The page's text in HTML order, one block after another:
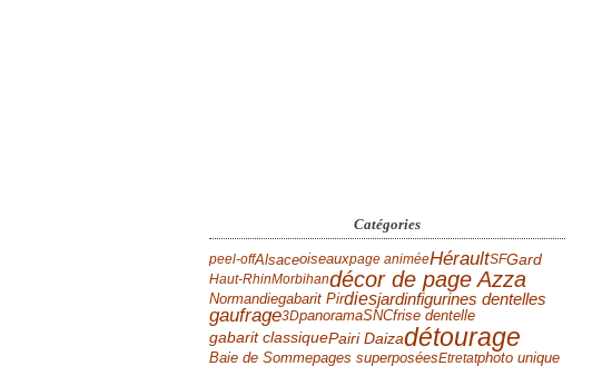
Catégories
peel-offAlsaceoiseauxpage animéeHéraultSFGard
Haut-RhinMorbihandécor de page Azza
Normandiegabarit Pirdiesjardinfigurines dentelles
gaufrage3DpanoramaSNCfrise dentelle
gabarit classiquePairi Daizadétourage
Baie de Sommepages superposéesEtretatphoto unique